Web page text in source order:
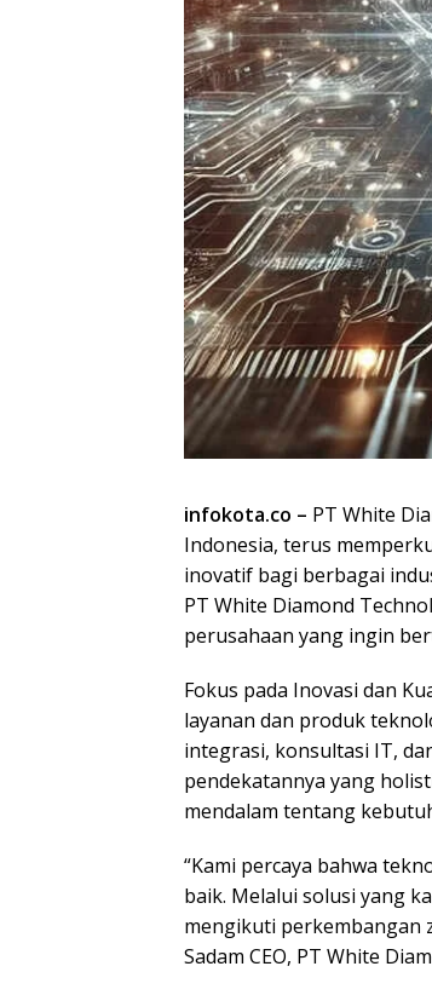
infokota.co – PT White
Indonesia, terus
inovatif bagi berbagai
PT White Diamond
perusahaan yang ingin
Fokus pada Inovasi dan
layanan dan produk
integrasi, konsultasi IT,
pendekatannya yang
mendalam tentang
“Kami percaya bahwa
baik. Melalui solusi yang
mengikuti perkembangan
Sadam CEO, PT White